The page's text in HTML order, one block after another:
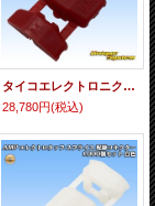
タイコエレクトロニクス AMP エレクトロタップ スプライス 配線コネクター 1000個セット 赤色
28,780円(税込)